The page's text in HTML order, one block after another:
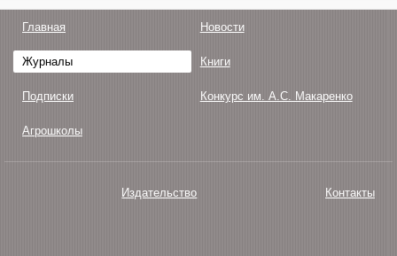
Главная Новости
Журналы Книги
Подписки Конкурс им. А.С. Макаренко
Агрошколы
Издательство Контакты